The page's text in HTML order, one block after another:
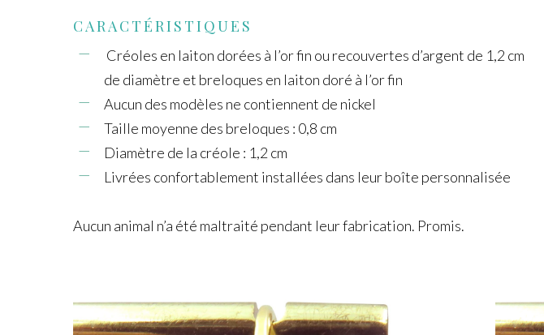
CARACTÉRISTIQUES
Créoles en laiton dorées à l’or fin ou recouvertes d’argent de 1,2 cm
de diamètre et breloques en laiton doré à l’or fin
Aucun des modèles ne contiennent de nickel
Taille moyenne des breloques : 0,8 cm
Diamètre de la créole : 1,2 cm
Livrées confortablement installées dans leur boîte personnalisée
Aucun animal n’a été maltraité pendant leur fabrication. Promis.